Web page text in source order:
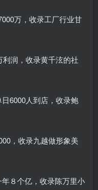
万，收录工厂行业甘
利润，收录黄千泫的社
日6000人到店，收录鲍
，收录九越做形象美
年８个亿，收录陈万里小